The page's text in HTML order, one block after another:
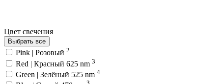
Цвет свечения
Выбрать все
Pink | Розовый 2
Red | Красный 625 nm 3
Green | Зелёный 525 nm 4